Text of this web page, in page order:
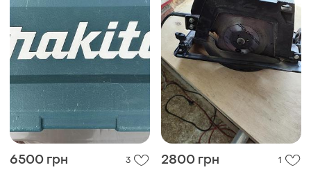
6500 грн 3 2800 грн 1